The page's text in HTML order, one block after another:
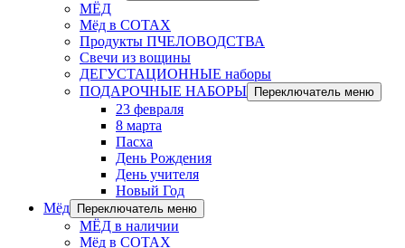
МЁД
Мёд в СОТАХ
Продукты ПЧЕЛОВОДСТВА
Свечи из вощины
ДЕГУСТАЦИОННЫЕ наборы
ПОДАРОЧНЫЕ НАБОРЫ
Переключатель меню
23 февраля
8 марта
Пасха
День Рождения
День учителя
Новый Год
Мёд
Переключатель меню
МЁД в наличии
Мёд в СОТАХ